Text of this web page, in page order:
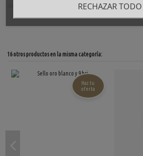
ideal para los amantes de la firma. Talla: 23 (63). Peso: 7.26gr.
16 otros productos en la misma categoría:
Haz tu
oferta
RECHAZAR TODO